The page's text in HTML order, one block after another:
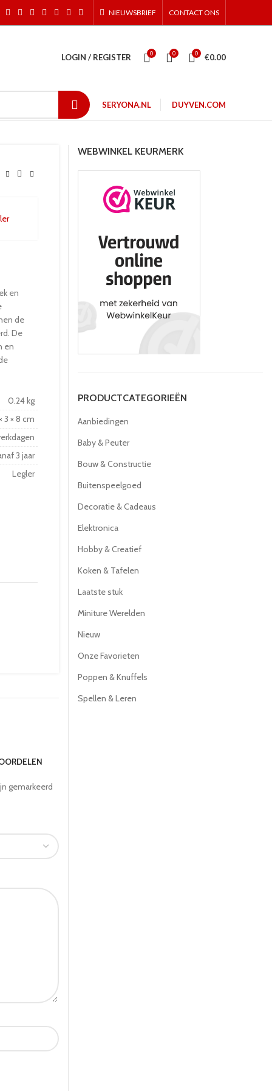
NIEUWSBRIEF CONTACT ONS
LOGIN / REGISTER 0 0 0 €0.00
SERYONA.NL DUYVEN.COM
en
de
De
en
0.24 kg
3 × 8 cm
3 jaar
Legler
gemarkeerd
WEBWINKEL KEURMERK
PRODUCTCATEGORIEËN
Aanbiedingen
Baby & Peuter
Bouw & Constructie
Buitenspeelgoed
Decoratie & Cadeaus
Elektronica
Hobby & Creatief
Koken & Tafelen
Laatste stuk
Miniture Werelden
Nieuw
Onze Favorieten
Poppen & Knuffels
Spellen & Leren